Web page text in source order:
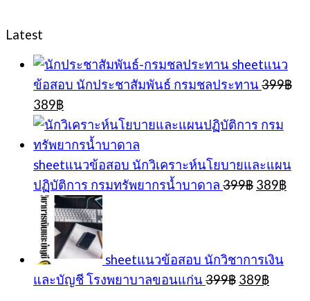
Latest
sheetแนว
ข้อสอบ นักประชาสัมพันธ์ กรมชลประทาน 399฿
Original
price
was:
399฿.
389฿Current
price
is:
389฿.
sheetแนวข้อสอบ นักวิเคราะห์นโยบายและแผน
ปฏิบัติการ กรมทรัพยากรน้ำบาดาล 399฿ Original
389฿
sheetแนวข้อสอบ นักวิชาการเงิน
และบัญชี โรงพยาบาลขอนแก่น 399฿ Original
389฿